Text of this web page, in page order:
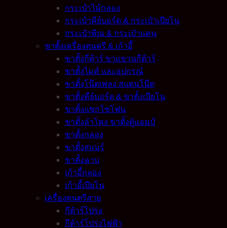
กระเป๋าไม้กลอง
กระเป๋าคีย์บอร์ด & กระเป๋าเปียโน
กระเป๋าพิณ & กระเป๋าแคน
ขาตั้งเครื่องดนตรี & เก้าอี้
ขาตั้งกีต้าร์ ขาแขวนกีต้าร์
ขาตั้งไมค์ และอุปกรณ์
ขาตั้งโน๊ตเพลง สแตนโน๊ต
ขาตั้งคีย์บอร์ด & ขาตั้งเปียโน
ขาตั้งแซกโซโฟน
ขาตั้งลำโพง ขาตั้งตู้แอมป์
ขาตั้งกลอง
ขาตั้งสแนร์
ขาตั้งฉาบ
เก้าอี้กลอง
เก้าอี้เปียโน
เครื่องดนตรีสาย
กีต้าร์โปร่ง
กีต้าร์โปร่งไฟฟ้า